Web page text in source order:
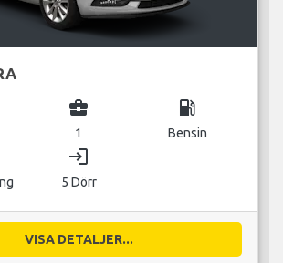
business_center
1
local_gas_station
Bensin
login
5 Dörr
VISA DETALJER...